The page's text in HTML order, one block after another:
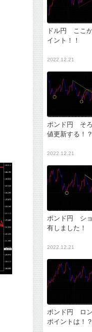
ドル円 ここ
イント！！
2022.12.21
ポンド円 そ
値更新する！
2022.12.21
ポンド円 シ
有しました！
2022.12.21
ポンド円 ロ
ポイントは！